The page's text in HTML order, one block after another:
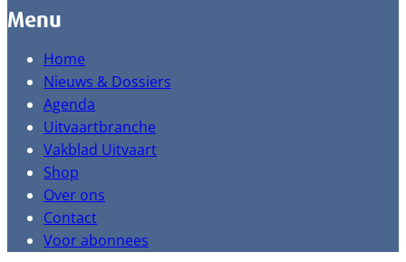
Menu
Home
Nieuws & Dossiers
Agenda
Uitvaartbranche
Vakblad Uitvaart
Shop
Over ons
Contact
Voor abonnees